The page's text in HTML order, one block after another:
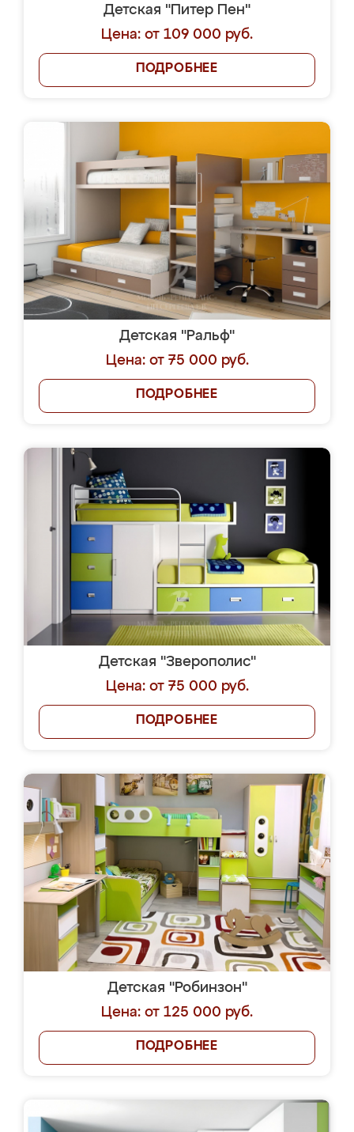
Детская "Питер Пен"
Цена: от 109 000 руб.
ПОДРОБНЕЕ
Детская "Ральф"
Цена: от 75 000 руб.
ПОДРОБНЕЕ
Детская "Зверополис"
Цена: от 75 000 руб.
ПОДРОБНЕЕ
Детская "Робинзон"
Цена: от 125 000 руб.
ПОДРОБНЕЕ